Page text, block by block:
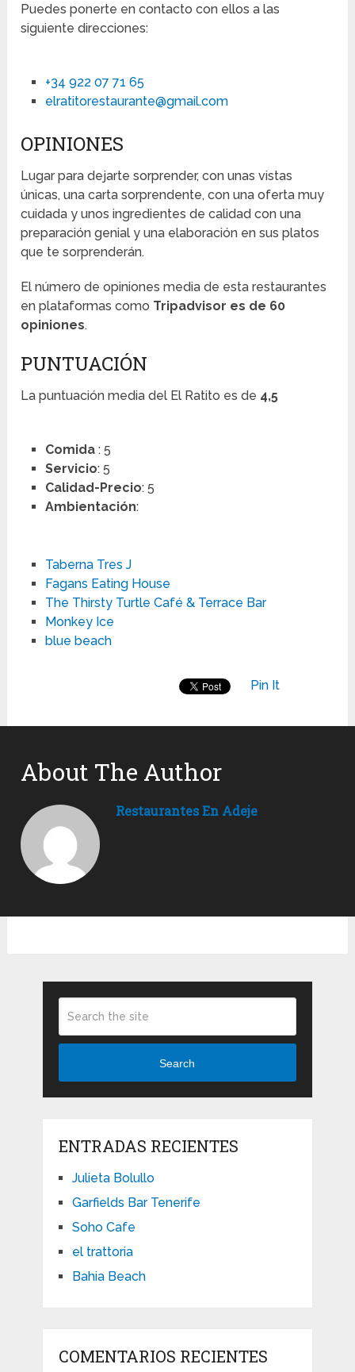
Puedes ponerte en contacto con ellos a las
siguiente direcciones:
+34 922 07 71 65
elratitorestaurante@gmail.com
OPINIONES
Lugar para dejarte sorprender, con unas vistas
únicas, una carta sorprendente, con una oferta muy
cuidada y unos ingredientes de calidad con una
preparación genial y una elaboración en sus platos
que te sorprenderán.
El número de opiniones media de esta restaurantes
en plataformas como Tripadvisor es de 60
opiniones.
PUNTUACIÓN
La puntuación media del El Ratito es de 4,5
Comida: 5
Servicio: 5
Calidad-Precio: 5
Ambientación:
Taberna Tres J
Fagans Eating House
The Thirsty Turtle Café & Terrace Bar
Monkey Ice
blue beach
Pin It
About The Author
Restaurantes En Adeje
Search
ENTRADAS RECIENTES
Julieta Bolullo
Garfields Bar Tenerife
Soho Cafe
el trattoria
Bahia Beach
COMENTARIOS RECIENTES